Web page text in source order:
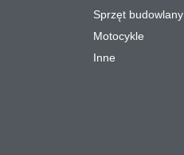
Sprzęt budowlany
Motocykle
Inne